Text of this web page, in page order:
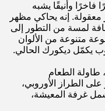
فاخرًا وأنيقًا يشبه
معقولة. إنه يحاكي مظهر
لمسة من التطور إلى
متنوعة من الألوان
يكمّل ديكورك الحالي.
طاولة الطعام
الطراز الأوروبي،
غرفة المعيشة،